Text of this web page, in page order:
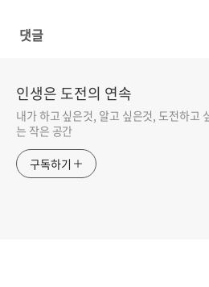
댓글
인생은 도전의 연속
내가 하고 싶은것, 알고 싶은것, 도전하고
는 작은 공간
구독하기